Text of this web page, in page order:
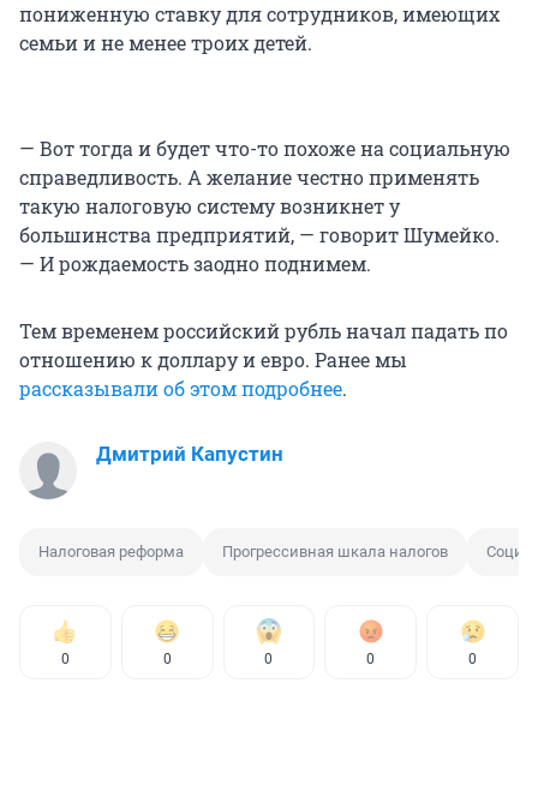
пониженную ставку для сотрудников, имеющих
семьи и не менее троих детей.
— Вот тогда и будет что-то похоже на социальную
справедливость. А желание честно применять
такую налоговую систему возникнет у
большинства предприятий, — говорит Шумейко.
— И рождаемость заодно поднимем.
Тем временем российский рубль начал падать по
отношению к доллару и евро. Ранее мы
рассказывали об этом подробнее.
Дмитрий Капустин
Налоговая реформа Прогрессивная шкала налогов
0 0 0 0 0